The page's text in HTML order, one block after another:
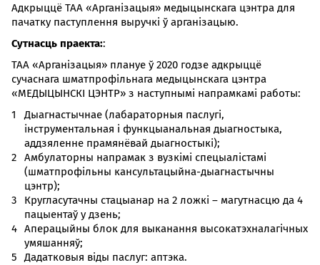
Адкрыццё ТАА «Арганізацыя» медыцынскага цэнтра для
пачатку паступлення выручкі ў арганізацыю.
Сутнасць праекта::
ТАА «Арганізацыя» плануе ў 2020 годзе адкрыццё
сучаснага шматпрофільнага медыцынскага цэнтра
«МЕДЫЦЫНСКІ ЦЭНТР» з наступнымі напрамкамі работы:
Дыагнастычнае (лабараторныя паслугі,
інструментальная і функцыанальная дыагностыка,
аддзяленне прамянёвай дыагностыкі);
Амбулаторны напрамак з вузкімі спецыалістамі
(шматпрофільны кансультацыйна-дыагнастычны
цэнтр);
Кругласутачны стацыанар на 2 ложкі – магутнасцю да 4
пацыентаў у дзень;
Аперацыйны блок для выканання высокатэхналагічных
умяшанняў;
Дадатковыя віды паслуг: аптэка.